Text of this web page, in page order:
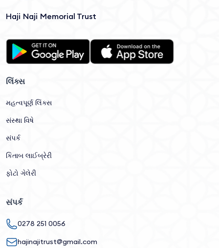
Haji Naji Memorial Trust
લિંક્સ
મહત્વપૂર્ણ લિંક્સ
સંસ્થા વિષે
સંપર્ક
કિતાબ લાઈબ્રેરી
ફોટો ગેલેરી
સંપર્ક
0278 251 0056
hajinajitrust@gmail.com